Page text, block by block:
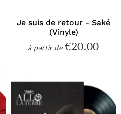
Je suis de retour - Saké
(Vinyle)
à partir dePrix
€20.00